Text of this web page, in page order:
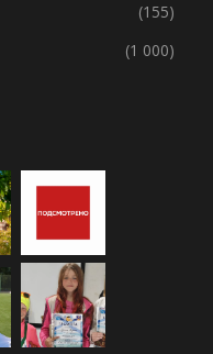
(155)
(1 000)